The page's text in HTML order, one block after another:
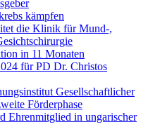
kämpfen
die Klinik für Mund-,
in 11 Monaten
für PD Dr. Christos
Gesellschaftlicher
Förderphase
Ehrenmitglied in ungarischer